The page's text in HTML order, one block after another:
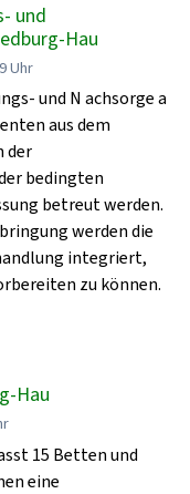
und
Hau
Uhr
und N achsorge a
aus dem
der
bedingten
betreut werden.
werden die
integriert,
zu können.
Hau
15 Betten und
eine